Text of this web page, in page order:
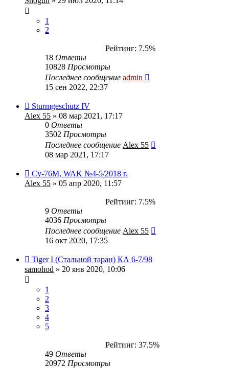
1
2
Рейтинг: 7.5%
18 Ответы
10828 Просмотры
Последнее сообщение admin
15 сен 2022, 22:37
Sturmgeschutz IV
Alex 55 » 08 мар 2021, 17:17
0 Ответы
3502 Просмотры
Последнее сообщение Alex 55
08 мар 2021, 17:17
Су-76М, WAK №4-5/2018 г.
Alex 55 » 05 апр 2020, 11:57
Рейтинг: 7.5%
9 Ответы
4036 Просмотры
Последнее сообщение Alex 55
16 окт 2020, 17:35
Tiger I (Стальной таран) КА 6-7/98
samohod » 20 янв 2020, 10:06
1
2
3
4
5
Рейтинг: 37.5%
49 Ответы
20972 Просмотры